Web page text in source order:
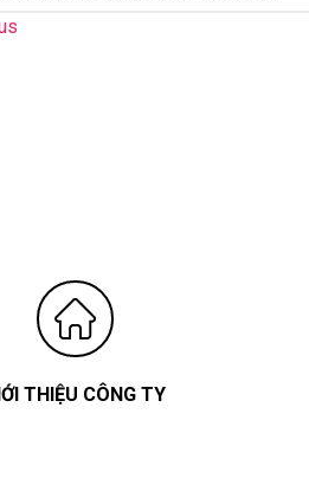
THIỆU CÔNG TY